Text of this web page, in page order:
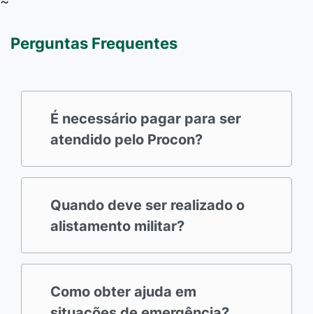
Perguntas Frequentes
É necessário pagar para ser
atendido pelo Procon?
Quando deve ser realizado o
alistamento militar?
Como obter ajuda em